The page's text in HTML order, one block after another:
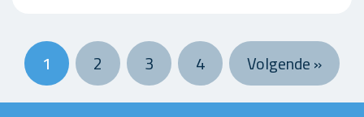
1 2 3 4 Volgende »